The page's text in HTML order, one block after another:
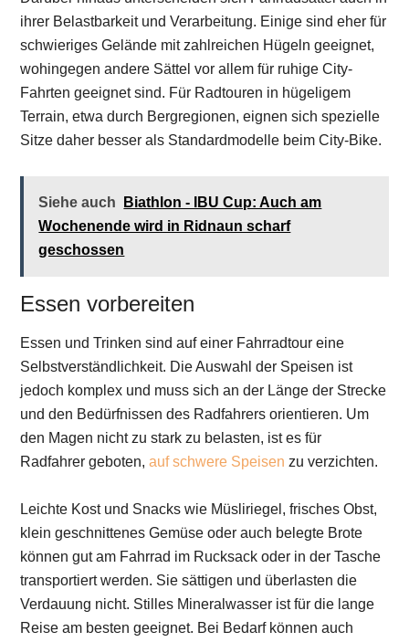
ihrer Belastbarkeit und Verarbeitung. Einige sind eher für
schwieriges Gelände mit zahlreichen Hügeln geeignet,
wohingegen andere Sättel vor allem für ruhige City-
Fahrten geeignet sind. Für Radtouren in hügeligem
Terrain, etwa durch Bergregionen, eignen sich spezielle
Sitze daher besser als Standardmodelle beim City-Bike.
Siehe auch
Biathlon - IBU Cup: Auch am
Wochenende wird in Ridnaun scharf
geschossen
Essen vorbereiten
Essen und Trinken sind auf einer Fahrradtour eine
Selbstverständlichkeit. Die Auswahl der Speisen ist
jedoch komplex und muss sich an der Länge der Strecke
und den Bedürfnissen des Radfahrers orientieren. Um
den Magen nicht zu stark zu belasten, ist es für
Radfahrer geboten,auf schwere Speisen zu verzichten.
Leichte Kost und Snacks wie Müsliriegel, frisches Obst,
klein geschnittenes Gemüse oder auch belegte Brote
können gut am Fahrrad im Rucksack oder in der Tasche
transportiert werden. Sie sättigen und überlasten die
Verdauung nicht. Stilles Mineralwasser ist für die lange
Reise am besten geeignet. Bei Bedarf können auch